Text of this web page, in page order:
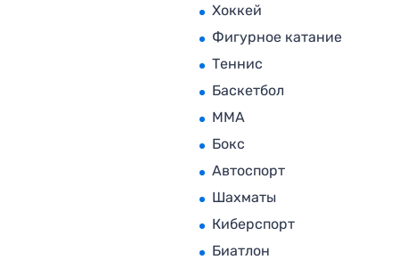
Хоккей
Фигурное катание
Теннис
Баскетбол
MMA
Бокс
Автоспорт
Шахматы
Киберспорт
Биатлон